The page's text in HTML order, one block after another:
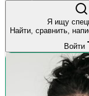
Я ищу
Найти, сравнить,
Войти